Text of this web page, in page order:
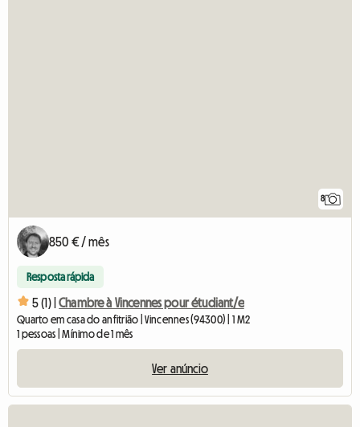
8
850 € / mês
Resposta rápida
5 (1) | Chambre à Vincennes pour étudiant/e
Quarto em casa do anfitrião | Vincennes (94300) | 1 M2
1 pessoas | Mínimo de 1 mês
Ver anúncio